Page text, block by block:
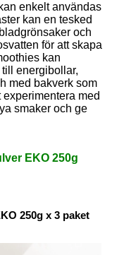
enkelt användas
kan en tesked
och
för att skapa
kan
energibollar,
med bakverk som
med
smaker och ge
EKO 250g
250g x 3 paket